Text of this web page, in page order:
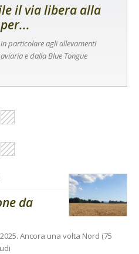
il via libera alla
particolare agli allevamenti
e dalla Blue Tongue
da
Ancora una volta Nord (75